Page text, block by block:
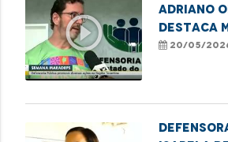
play_circle_outline
Adriano
destaca
20/05/